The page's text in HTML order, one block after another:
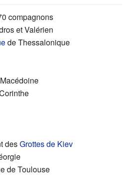
compagnons
et Valérien
de Thessalonique
desGrottes de Kiev
de Toulouse